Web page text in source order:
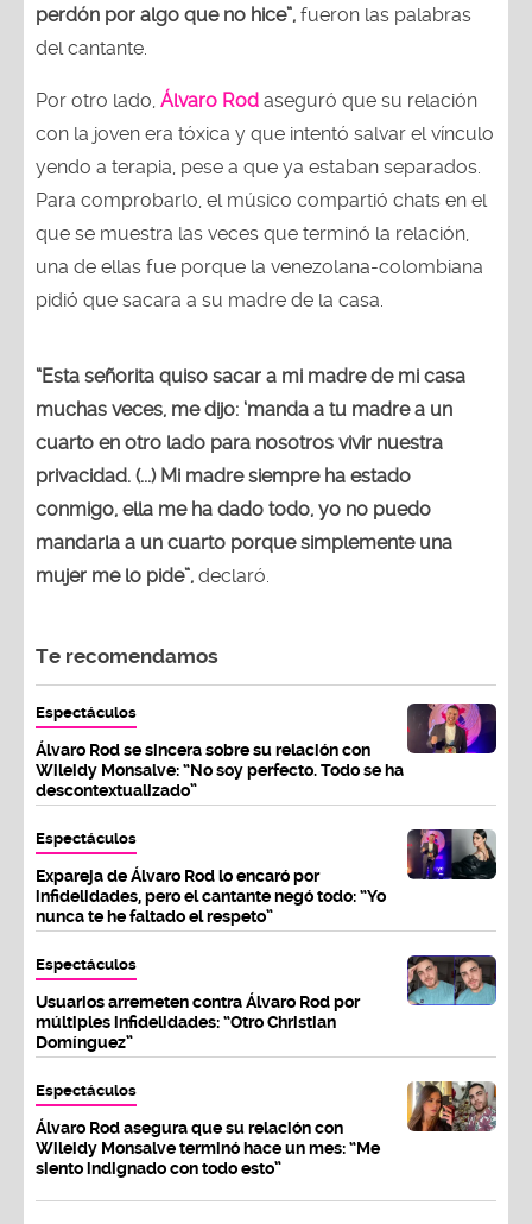
perdón por algo que no hice”, fueron las palabras
del cantante.
Por otro lado, Álvaro Rod aseguró que su relación
con la joven era tóxica y que intentó salvar el vínculo
yendo a terapia, pese a que ya estaban separados.
Para comprobarlo, el músico compartió chats en el
que se muestra las veces que terminó la relación,
una de ellas fue porque la venezolana-colombiana
pidió que sacara a su madre de la casa.
“Esta señorita quiso sacar a mi madre de mi casa
muchas veces, me dijo: ‘manda a tu madre a un
cuarto en otro lado para nosotros vivir nuestra
privacidad. (...) Mi madre siempre ha estado
conmigo, ella me ha dado todo, yo no puedo
mandarla a un cuarto porque simplemente una
mujer me lo pide”, declaró.
Te recomendamos
Espectáculos
Álvaro Rod se sincera sobre su relación con
Wileidy Monsalve: “No soy perfecto. Todo se ha
descontextualizado”
Espectáculos
Expareja de Álvaro Rod lo encaró por
infidelidades, pero el cantante negó todo: “Yo
nunca te he faltado el respeto”
Espectáculos
Usuarios arremeten contra Álvaro Rod por
múltiples infidelidades: “Otro Christian
Domínguez”
Espectáculos
Álvaro Rod asegura que su relación con
Wileidy Monsalve terminó hace un mes: “Me
siento indignado con todo esto”